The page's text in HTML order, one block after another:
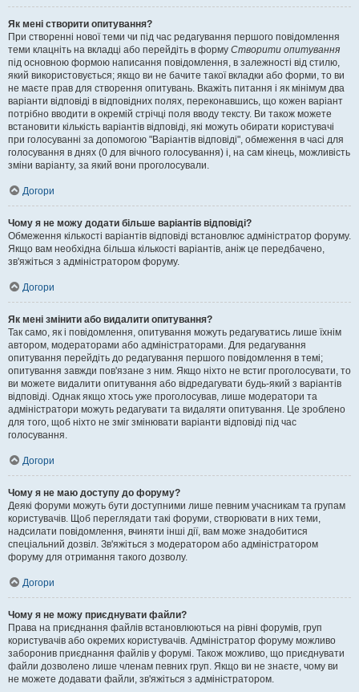
Як мені створити опитування?
При створенні нової теми чи під час редагування першого повідомлення
теми клацніть на вкладці або перейдіть в форму Створити опитування
під основною формою написання повідомлення, в залежності від стилю,
який використовується; якщо ви не бачите такої вкладки або форми, то ви
не маєте прав для створення опитувань. Вкажіть питання і як мінімум два
варіанти відповіді в відповідних полях, переконавшись, що кожен варіант
потрібно вводити в окремій стрічці поля вводу тексту. Ви також можете
встановити кількість варіантів відповіді, які можуть обирати користувачі
при голосуванні за допомогою "Варіантів відповіді", обмеження в часі для
голосування в днях (0 для вічного голосування) і, на сам кінець, можливість
зміни варіанту, за який вони проголосували.
Догори
Чому я не можу додати більше варіантів відповіді?
Обмеження кількості варіантів відповіді встановлює адміністратор форуму.
Якщо вам необхідна більша кількості варіантів, аніж це передбачено,
зв'яжіться з адміністратором форуму.
Догори
Як мені змінити або видалити опитування?
Так само, як і повідомлення, опитування можуть редагуватись лише їхнім
автором, модераторами або адміністраторами. Для редагування
опитування перейдіть до редагування першого повідомлення в темі;
опитування завжди пов'язане з ним. Якщо ніхто не встиг проголосувати, то
ви можете видалити опитування або відредагувати будь-який з варіантів
відповіді. Однак якщо хтось уже проголосував, лише модератори та
адміністратори можуть редагувати та видаляти опитування. Це зроблено
для того, щоб ніхто не зміг змінювати варіанти відповіді під час
голосування.
Догори
Чому я не маю доступу до форуму?
Деякі форуми можуть бути доступними лише певним учасникам та групам
користувачів. Щоб переглядати такі форуми, створювати в них теми,
надсилати повідомлення, вчиняти інші дії, вам може знадобитися
спеціальний дозвіл. Зв'яжіться з модератором або адміністратором
форуму для отримання такого дозволу.
Догори
Чому я не можу приєднувати файли?
Права на приєднання файлів встановлюються на рівні форумів, груп
користувачів або окремих користувачів. Адміністратор форуму можливо
заборонив приєднання файлів у форумі. Також можливо, що приєднувати
файли дозволено лише членам певних груп. Якщо ви не знаєте, чому ви
не можете додавати файли, зв'яжіться з адміністратором.